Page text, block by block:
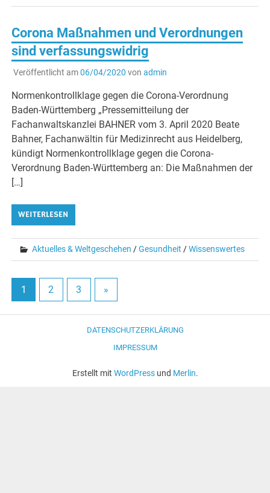
Corona Maßnahmen und Verordnungen
sind verfassungswidrig
Veröffentlicht am06/04/2020 von admin
Normenkontrollklage gegen die Corona-Verordnung
Baden-Württemberg „Pressemitteilung der
Fachanwaltskanzlei BAHNER vom 3. April 2020 Beate
Bahner, Fachanwältin für Medizinrecht aus Heidelberg,
kündigt Normenkontrollklage gegen die Corona-
Verordnung Baden-Württemberg an: Die Maßnahmen der
[…]
WEITERLESEN
Aktuelles & Weltgeschehen /Gesundheit /Wissenswertes
1 2 3 »
DATENSCHUTZERKLÄRUNG
IMPRESSUM
Erstellt mit WordPressund Merlin.